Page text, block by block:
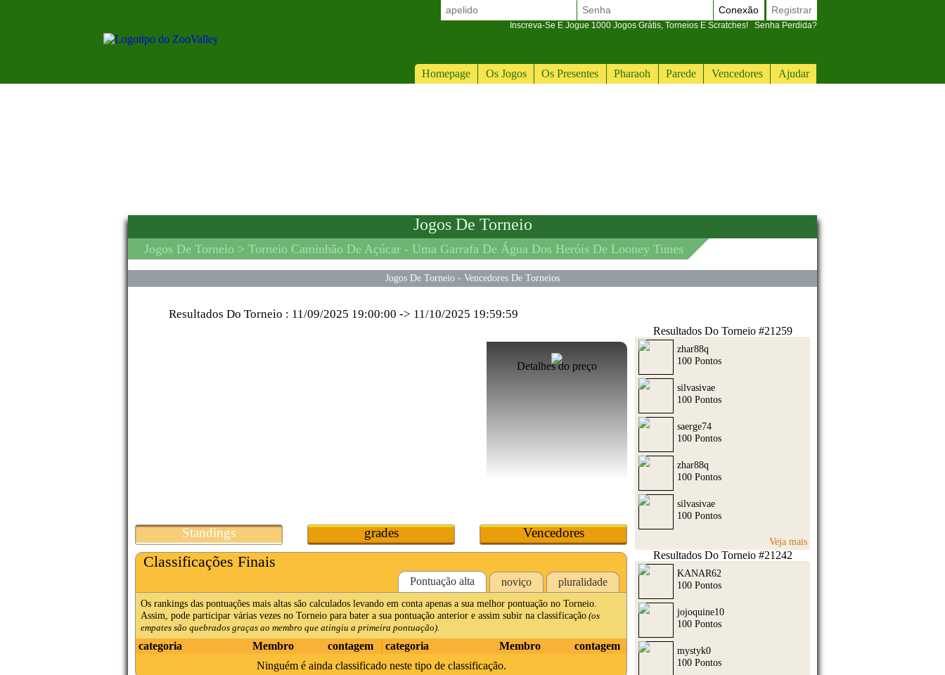
Homepage Os Jogos Os Presentes Pharaoh Parede Vencedores Ajudar
Conexão Registrar
Inscreva-Se E Jogue 1000 Jogos Grátis, Torneios E Scratches! Senha Perdida?
Jogos De Torneio
Jogos De Torneio > Torneio Caminhão De Açúcar - Uma Garrafa De Água Dos Heróis De Looney Tunes
Jogos De Torneio - Vencedores De Torneios
Resultados Do Torneio : 11/09/2025 19:00:00 -> 11/10/2025 19:59:59
Detalhes do preço
Standings grades Vencedores
Classificações Finais
Pontuação alta noviço pluralidade
Os rankings das pontuações mais altas são calculados levando em conta apenas a sua melhor pontuação no Torneio.
Assim, pode participar várias vezes no Torneio para bater a sua pontuação anterior e assim subir na classificação (os
empates são quebrados graças ao membro que atingiu a primeira pontuação).
categoria Membro contagem categoria Membro
contagem
Ninguém é ainda classificado neste tipo de classificação.
Resultados Do Torneio #21259
zhar88q
100 Pontos
silvasivae
100 Pontos
saerge74
100 Pontos
zhar88q
100 Pontos
silvasivae
100 Pontos
Veja mais
Resultados Do Torneio #21242
KANAR62
100 Pontos
jojoquine10
100 Pontos
mystyk0
100 Pontos